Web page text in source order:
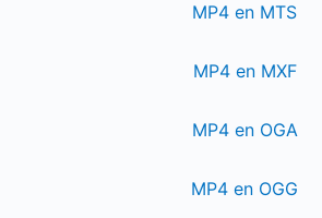
MP4 en MTS
MP4 en MXF
MP4 en OGA
MP4 en OGG